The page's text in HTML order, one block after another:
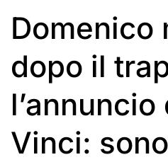
Domenico
dopo il
l’annuncio
Vinci: